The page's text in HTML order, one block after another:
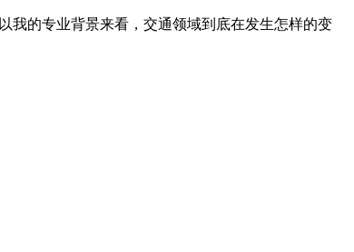
的专业背景来看，交通领域到底在发生怎样的变